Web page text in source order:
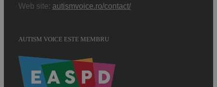
Web site: autismvoice.ro/contact/
AUTISM VOICE ESTE MEMBRU